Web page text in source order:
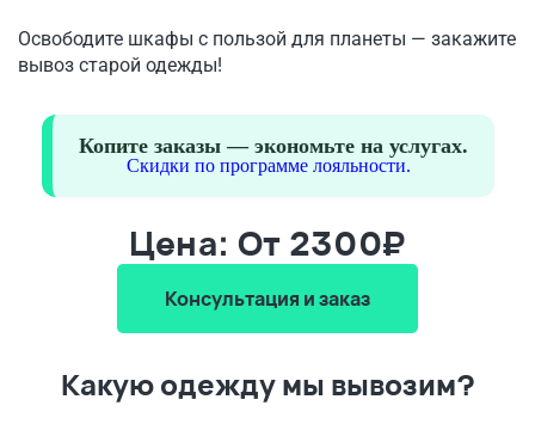
Освободите шкафы с пользой для планеты — закажите
вывоз старой одежды!
Копите заказы — экономьте на услугах.
Скидки по программе лояльности.
Цена: От 2300₽
Консультация и заказ
Какую одежду мы вывозим?